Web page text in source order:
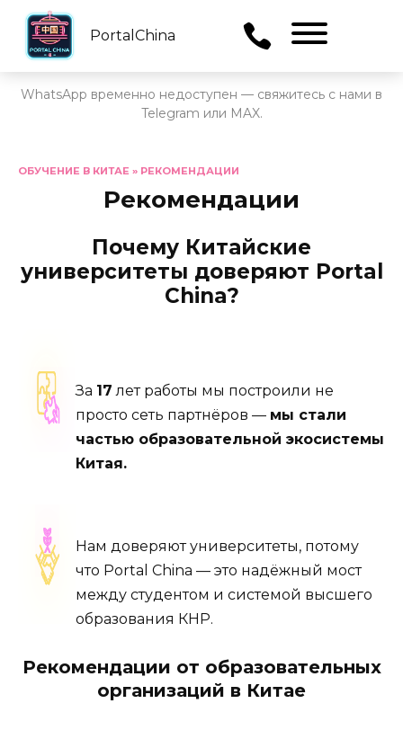
PortalChina
WhatsApp временно недоступен — свяжитесь с нами в
Telegram или MAX.
ОБУЧЕНИЕ В КИТАЕ » РЕКОМЕНДАЦИИ
Рекомендации
Почему Китайские
университеты доверяют Portal
China?
За 17 лет работы мы построили не
просто сеть партнёров — мы стали
частью образовательной экосистемы
Китая.
Нам доверяют университеты, потому
что Portal China — это надёжный мост
между студентом и системой высшего
образования КНР.
Рекомендации от образовательных
организаций в Китае